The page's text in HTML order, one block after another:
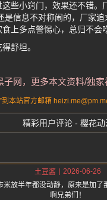
些小窍门，效果还不错
信息不对称闹的，厂家
上多点警惕心，总归不会
舒坦。
子网，更多本文资料/独
本站官方邮箱
精彩用户评论 - 樱花动
土豆酱
2026-06-26
放半年都没动静，原来是加
啊兄弟们！